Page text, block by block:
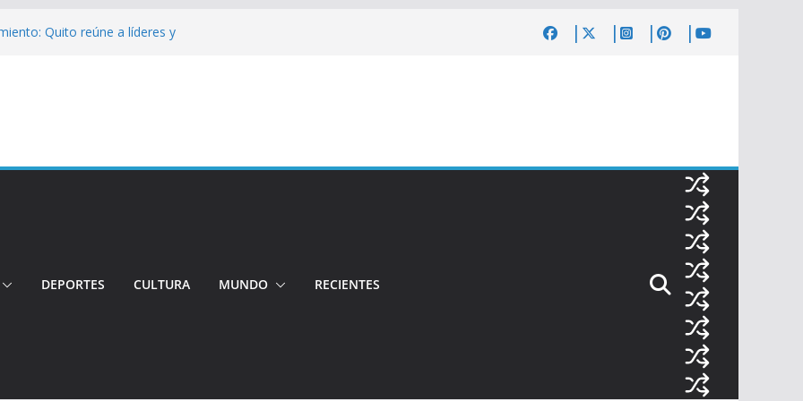
Quito reúne a líderes y
su candidatura a la Alcaldía de Quito
irregulares fueron incinerados para
DEPORTES CULTURA MUNDO RECIENTES